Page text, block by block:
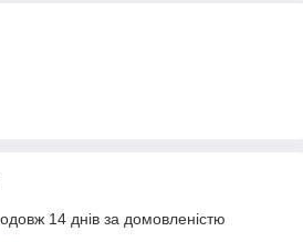
14 днів за домовленістю